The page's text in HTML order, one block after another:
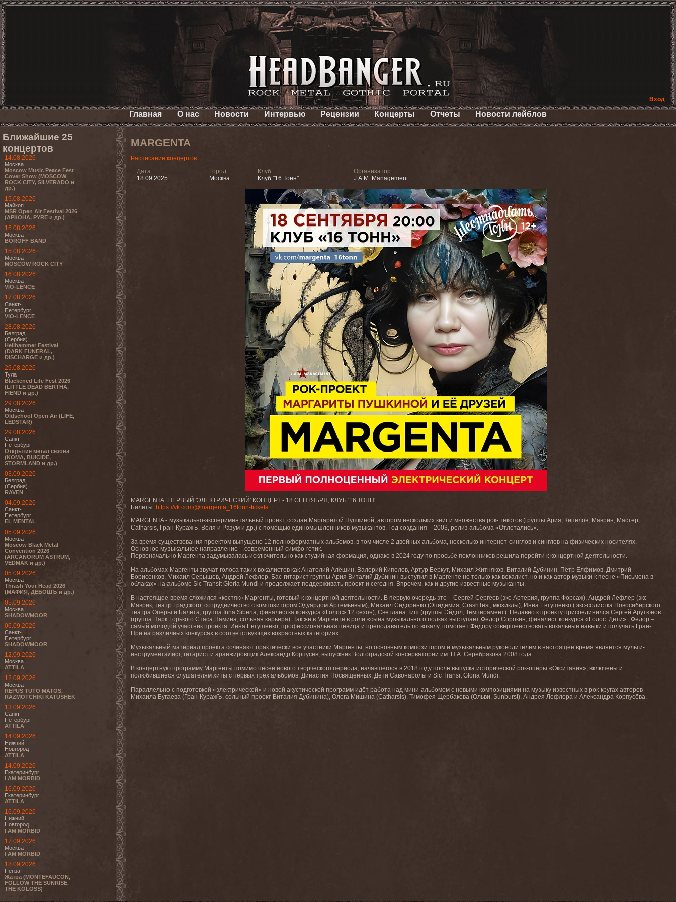
Вход
Главная О нас Новости Интервью Рецензии Концерты Отчеты Новости лейблов
Ближайшие 25
концертов
14.08.2026
Москва
Moscow Music Peace Fest
Cover Show (MOSCOW
ROCK CITY, SILVERADO и
др.)
15.08.2026
Майкоп
MSR Open Air Festival 2026
(АРКОНА, PYRE и др.)
15.08.2026
Москва
BOROFF BAND
15.08.2026
Москва
MOSCOW ROCK CITY
16.08.2026
Москва
VIO-LENCE
17.08.2026
Санкт-
Петербург
VIO-LENCE
28.08.2026
Белград
(Сербия)
Hellhammer Festival
(DARK FUNERAL,
DISCHARGE и др.)
29.08.2026
Тула
Blackened Life Fest 2026
(LITTLE DEAD BERTHA,
FIEND и др.)
29.08.2026
Москва
Oldschool Open Air (LIFE,
LEDSTAR)
29.08.2026
Санкт-
Петербург
Открытие метал сезона
(KOMA, BUICIDE,
STORMLAND и др.)
03.09.2026
Белград
(Сербия)
RAVEN
04.09.2026
Санкт-
Петербург
EL MENTAL
05.09.2026
Москва
Moscow Black Metal
Convention 2026
(ARCANORUM ASTRUM,
VEDMAK и др.)
05.09.2026
Москва
Thrash Your Head 2026
(МАФИЯ, ДЕБОШЪ и др.)
05.09.2026
Москва
SHADOWMOOR
06.09.2026
Санкт-
Петербург
SHADOWMOOR
12.09.2026
Москва
ATTILA
12.09.2026
Москва
REPUS TUTO MATOS,
RAZMOTCHIKI KATUSHEK
13.09.2026
Санкт-
Петербург
ATTILA
14.09.2026
Нижний
Новгород
ATTILA
14.09.2026
Екатеринбург
I AM MORBID
16.09.2026
Екатеринбург
ATTILA
16.09.2026
Нижний
Новгород
I AM MORBID
17.09.2026
Москва
I AM MORBID
18.09.2026
Пенза
Жатва (MONTEFAUCON,
FOLLOW THE SUNRISE,
THE KOLOSS)
MARGENTA
Расписание концертов
Дата
18.09.2025
Город
Москва
Клуб
Клуб "16 Тонн"
Организатор
J.A.M. Management
MARGENTA. ПЕРВЫЙ 'ЭЛЕКТРИЧЕСКИЙ' КОНЦЕРТ - 18 СЕНТЯБРЯ, КЛУБ '16 ТОНН'
Билеты: https://vk.com/@margenta_16tonn-tickets
MARGENTA - музыкально-экспериментальный проект, создан Маргаритой Пушкиной, автором нескольких книг и множества рок- текстов (группы Ария, Кипелов, Маврин, Мастер,
Catharsis, Гран-КуражЪ, Воля и Разум и др.) с помощью единомышленников-музыкантов. Год создания – 2003, релиз альбома «Отлетались».
За время существования проектом выпущено 12 полноформатных альбомов, в том числе 2 двойных альбома, несколько интернет-синглов и синглов на физических носителях.
Основное музыкальное направление – современный симфо-готик.
Первоначально Маргента задумывалась исключительно как студийная формация, однако в 2024 году по просьбе поклонников решила перейти к концертной деятельности.
На альбомах Маргенты звучат голоса таких вокалистов как Анатолий Алёшин, Валерий Кипелов, Артур Беркут, Михаил Житняков, Виталий Дубинин, Пётр Елфимов, Дмитрий
Борисенков, Михаил Серышев, Андрей Лефлер. Бас-гитарист группы Ария Виталий Дубинин выступил в Маргенте не только как вокалист, но и как автор музыки к песне «Письмена в
облаках» на альбоме Sic Transit Gloria Mundi и продолжает поддерживать проект и сегодня. Впрочем, как и другие известные музыканты.
В настоящее время сложился «костяк» Маргенты, готовый к концертной деятельности. В первую очередь это – Сергей Сергеев (экс-Артерия, группа Форсаж), Андрей Лефлер (экс-
Маврик, театр Градского, сотрудничество с композитором Эдуардом Артемьевым), Михаил Сидоренко (Эпидемия, CrashTest, мюзиклы), Инна Евтушенко ( экс-солистка Новосибирского
театра Оперы и Балета, группа Inna Siberia, финалистка конкурса «Голос» 12 сезон), Светлана Тиш (группы Эйдол, Темперамент). Недавно к проекту присоединился Сергей Арутюнов
(группа Парк Горького Стаса Намина, сольная карьера). Так же в Маргенте в роли «сына музыкального полка» выступает Фёдор Сорокин, финалист конкурса «Голос. Дети» . Фёдор –
самый молодой участник проекта. Инна Евтушенко, профессиональная певица и преподаватель по вокалу, помогает Фёдору совершенствовать вокальные навыки и получать Гран-
При на различных конкурсах в соответствующих возрастных категориях.
Музыкальный материал проекта сочиняют практически все участники Маргенты, но основным композитором и музыкальным руководителем в настоящее время является мульти-
инструменталист, гитарист и аранжировщик Александр Корпусёв, выпускник Волгоградской консерватории им. П.А. Серебрякова 2008 года.
В концертную программу Маргенты помимо песен нового творческого периода, начавшегося в 2018 году после выпуска исторической рок-оперы «Окситания», включены и
полюбившиеся слушателям хиты с первых трёх альбомов: Династия Посвященных, Дети Савонаролы и Sic Transit Gloria Mundi.
Параллельно с подготовкой «электрической» и новой акустической программ идёт работа над мини-альбомом с новыми композициями на музыку известных в рок-кругах авторов –
Михаила Бугаева (Гран-КуражЪ, сольный проект Виталия Дубинина), Олега Мишина (Catharsis), Тимофея Щербакова (Ольви, Sunburst), Андрея Лефлера и Александра Корпусёва.